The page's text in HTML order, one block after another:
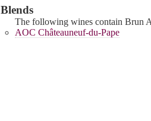
Blends
The following wines contain Brun
AOC Châteauneuf-du-Pape